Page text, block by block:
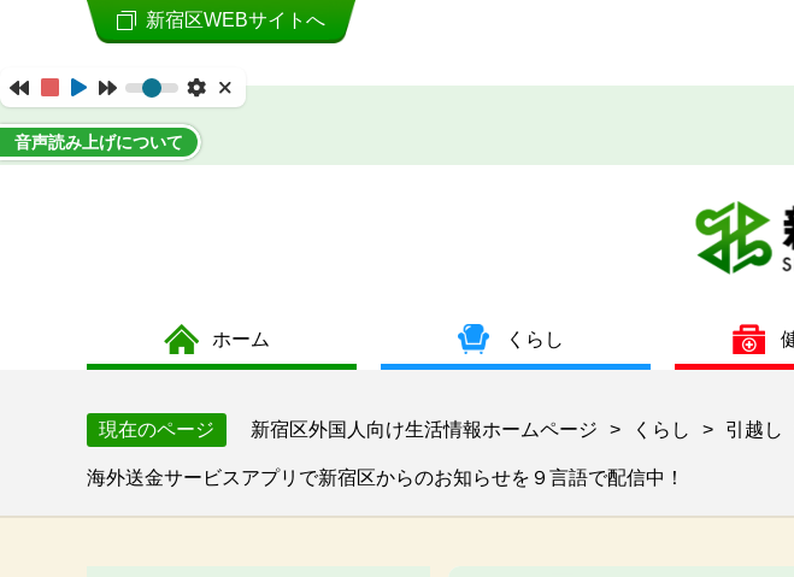
音声読み上げについて
新宿区WEBサイトへ
ホーム くらし
現在のページ 新宿区外国人向け生活情報ホームページ > くらし > 引越し
海外送金サービスアプリで新宿区からのお知らせを９言語で配信中！